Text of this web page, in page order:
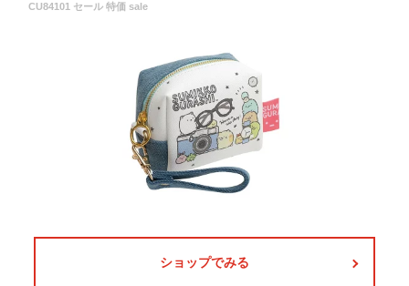
CU84101 セール 特価 sale
ショップでみる